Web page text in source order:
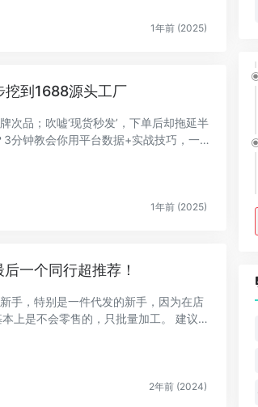
1年前 (2025)
挖到1688源头工厂
次品；吹嘘‘现货秒发’，下单后却拖延半
分钟教会你用平台数据+实战技巧，一
1年前 (2025)
一个同行超推荐！
手，特别是一件代发的新手，因为在店
是不会零售的，只批量加工。 建议在
2年前 (2024)